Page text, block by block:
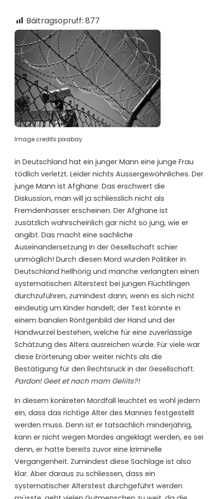
Bäitragsopruff: 877
Image credits:pixabay
in Deutschland hat ein junger Mann eine junge Frau
tödlich verletzt. Leider nichts Aussergewöhnliches. Der
junge Mann ist Afghane. Das erschwert die
Diskussion, man will ja schliesslich nicht als
Fremdenhasser erscheinen. Der Afghane ist
zusätzlich wahrscheinlich gar nicht so jung, wie er
angibt. Das macht eine sachliche
Auseinandersetzung in der Gesellschaft schier
unmöglich! Durch diesen Mord wurden Politiker in
Deutschland hellhörig und manche verlangten einen
systematischen Alterstest bei jungen Flüchtlingen
durchzuführen, zumindest dann, wenn es sich nicht
eindeutig um Kinder handelt; der Test könnte in
einem banalen Röntgenbild der Hand und der
Handwurzel bestehen, welche für eine zuverlässige
Schätzung des Alters ausreichen würde. Für viele war
diese Erörterung aber weiter nichts als die
Bestätigung für den Rechtsruck in der Gesellschaft.
Pardon! Geet et nach mam Geliits?!
In diesem konkreten Mordfall leuchtet es wohl jedem
ein, dass das richtige Alter des Mannes festgestellt
werden muss. Denn ist er tatsächlich minderjährig,
kann er nicht wegen Mordes angeklagt werden, es sei
denn, er hatte bereits zuvor eine kriminelle
Vergangenheit. Zumindest diese Sachlage ist also
klar. Aber daraus zu schliessen, dass ein
systematischer Alterstest durchgeführt werden